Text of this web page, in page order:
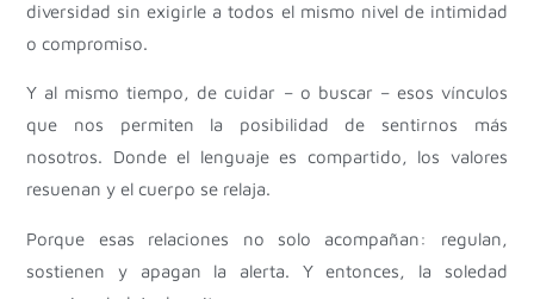
diversidad sin exigirle a todos el mismo nivel de intimidad
o compromiso.
Y al mismo tiempo, de cuidar – o buscar – esos vínculos
que nos permiten la posibilidad de sentirnos más
nosotros. Donde el lenguaje es compartido, los valores
resuenan y el cuerpo se relaja.
Porque esas relaciones no solo acompañan: regulan,
sostienen y apagan la alerta. Y entonces, la soledad